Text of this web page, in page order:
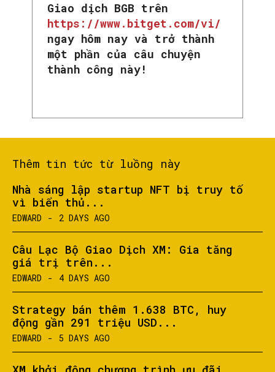
Giao dịch BGB trên
https://www.bitget.com/vi/
ngay hôm nay và trở thành
một phần của câu chuyện
thành công này!
Thêm tin tức từ luồng này
Nhà sáng lập startup NFT bị truy tố
vì biển thủ...
EDWARD - 2 DAYS AGO
Câu Lạc Bộ Giao Dịch XM: Gia tăng
giá trị trên...
EDWARD - 4 DAYS AGO
Strategy bán thêm 1.638 BTC, huy
động gần 291 triệu USD...
EDWARD - 5 DAYS AGO